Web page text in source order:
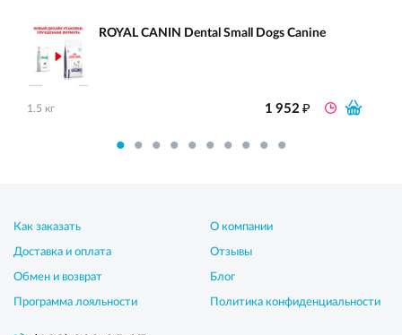
ROYAL CANIN Dental Small Dogs Canine
1.5 кг 1 952₽
Как заказать
Доставка и оплата
Обмен и возврат
Программа лояльности
О компании
Отзывы
Блог
Политика конфиденциальности